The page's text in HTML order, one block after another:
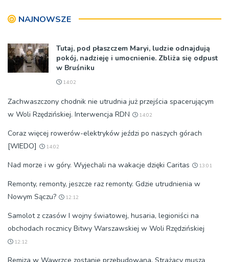
NAJNOWSZE
Tutaj, pod płaszczem Maryi, ludzie odnajdują
pokój, nadzieję i umocnienie. Zbliża się odpust
w Bruśniku
14:02
Zachwaszczony chodnik nie utrudnia już przejścia spacerującym
w Woli Rzędzińskiej. Interwencja RDN
14:02
Coraz więcej rowerów-elektryków jeździ po naszych górach
[WIEDO]
14:02
Nad morze i w góry. Wyjechali na wakacje dzięki Caritas 13:01
Remonty, remonty, jeszcze raz remonty. Gdzie utrudnienia w
Nowym Sączu?
12:12
Samolot z czasów I wojny światowej, husaria, legioniści na
obchodach rocznicy Bitwy Warszawskiej w Woli Rzędzińskiej
12:12